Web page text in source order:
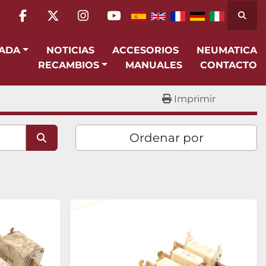
facebook
twitterinstagram
youtube
NOTICIAS ACCESORIOS
NEUMATICA
RECAMBIOS
MANUALES CONTACTO
Imprimir
Ordenar por